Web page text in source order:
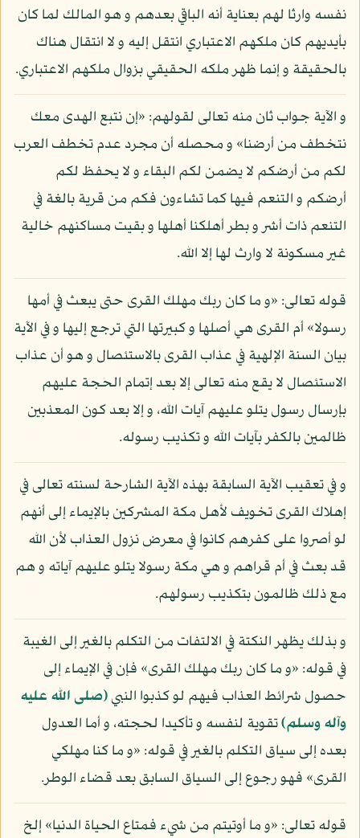
نفسه وارثا لهم بعناية أنه الباقي بعدهم و هو المالك لما كان
بأيديهم كان ملكهم الاعتباري انتقل إليه و لا انتقال هناك
بالحقيقة و إنما ظهر ملكه الحقيقي بزوال ملكهم الاعتباري.
و الآية جواب ثان منه تعالى لقولهم: «إن نتبع الهدى معك
نتخطف من أرضنا» و محصله أن مجرد عدم تخطف العرب
لكم من أرضكم لا يضمن لكم البقاء و لا يحفظ لكم
أرضكم و التنعم فيها كما تشاءون فكم من قرية بالغة في
التنعم ذات أشر و بطر أهلكنا أهلها و بقيت مساكنهم خالية
غير مسكونة لا وارث لها إلا الله.
قوله تعالى: «و ما كان ربك مهلك القرى حتى يبعث في أمها
رسولا» أم القرى هي أصلها و كبيرتها التي ترجع إليها و في الآية
بيان السنة الإلهية في عذاب القرى بالاستئصال و هو أن عذاب
الاستئصال لا يقع منه تعالى إلا بعد إتمام الحجة عليهم
بإرسال رسول يتلو عليهم آيات الله، و إلا بعد كون المعذبين
ظالمين بالكفر بآيات الله و تكذيب رسوله.
و في تعقيب الآية السابقة بهذه الآية الشارحة لسنته تعالى في
إهلاك القرى تخويف لأهل مكة المشركين بالإيماء إلى أنهم
لو أصروا على كفرهم كانوا في معرض نزول العذاب لأن الله
قد بعث في أم قراهم و هي مكة رسولا يتلو عليهم آياته و هم
مع ذلك ظالمون بتكذيب رسولهم.
و بذلك يظهر النكتة في الالتفات من التكلم بالغير إلى الغيبة
في قوله: «و ما كان ربك مهلك القرى» فإن في الإيماء إلى
حصول شرائط العذاب فيهم لو كذبوا النبي(صلى الله عليه
وآله وسلم)تقوية لنفسه و تأكيدا لحجته، و أما العدول
بعده إلى سياق التكلم بالغير في قوله: «و ما كنا مهلكي
القرى» فهو رجوع إلى السياق السابق بعد قضاء الوطر.
قوله تعالى: «و ما أوتيتم من شيء فمتاع الحياة الدنيا» إلخ